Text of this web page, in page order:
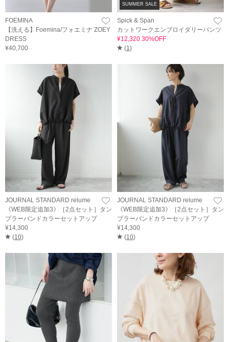
FOEMINA
【洗える】Foemina/フォエミナ ZOEY
DRESS
¥40,700
SUMMER SALE
Spick & Span
カットワークエンブロイダリーパンツ
¥12,320 30%OFF
(1)
JOURNAL STANDARD relume
《WEB限定追加3》［2点セット］タン
ブラーバンドカラーセットアップ
¥14,300
(10)
JOURNAL STANDARD relume
《WEB限定追加3》［2点セット］タン
ブラーバンドカラーセットアップ
¥14,300
(10)